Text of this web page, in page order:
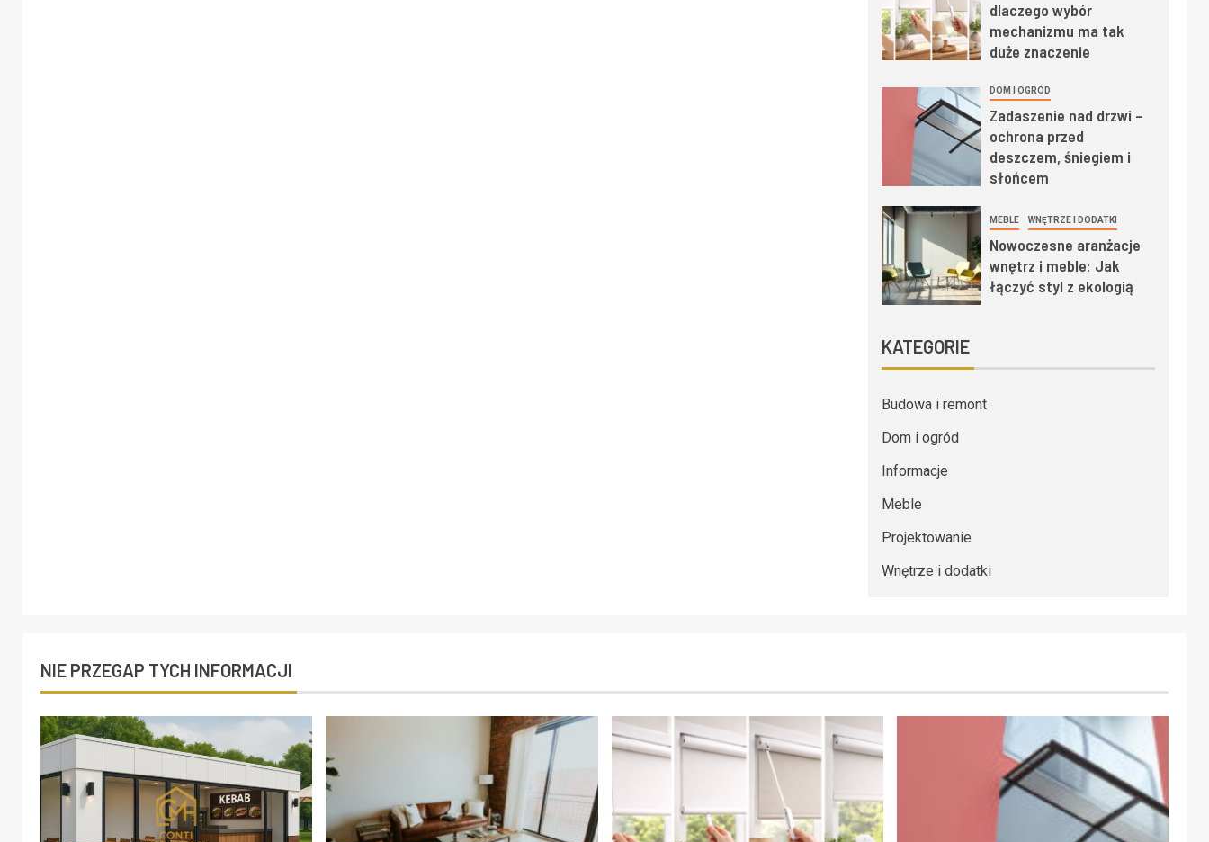
dlaczego wybór
mechanizmu ma tak
duże znaczenie
DOM I OGRÓD
Zadaszenie nad drzwi –
ochrona przed
deszczem, śniegiem i
słońcem
MEBLE WNĘTRZE I DODATKI
Nowoczesne aranżacje
wnętrz i meble: Jak
łączyć styl z ekologią
KATEGORIE
Budowa i remont
Dom i ogród
Informacje
Meble
Projektowanie
Wnętrze i dodatki
NIE PRZEGAP TYCH INFORMACJI